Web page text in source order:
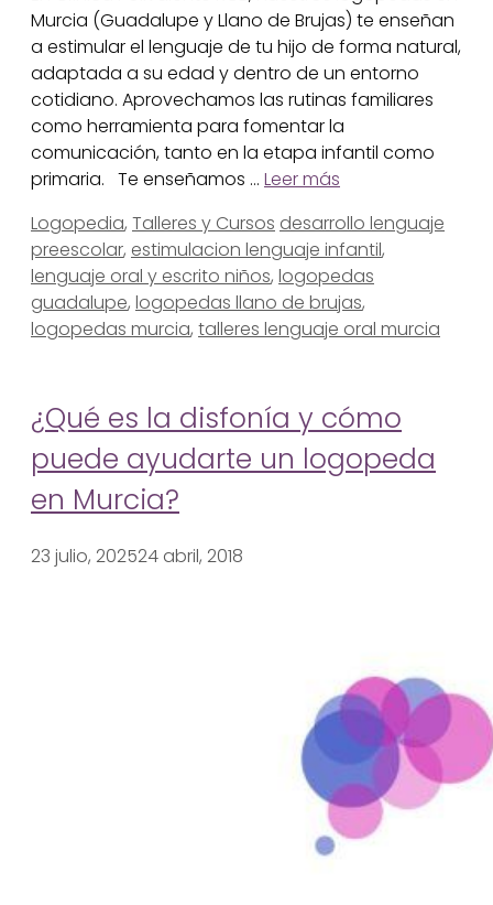
Murcia (Guadalupe y Llano de Brujas) te enseñan
a estimular el lenguaje de tu hijo de forma natural,
adaptada a su edad y dentro de un entorno
cotidiano. Aprovechamos las rutinas familiares
como herramienta para fomentar la
comunicación, tanto en la etapa infantil como
primaria. Te enseñamos … Leer más
Categorías
Logopedia, Talleres y Cursos Etiquetas
desarrollo lenguaje
preescolar, estimulacion lenguaje infantil,
lenguaje oral y escrito niños, logopedas
guadalupe, logopedas llano de brujas,
logopedas murcia, talleres lenguaje oral murcia
¿Qué es la disfonía y cómo
puede ayudarte un logopeda
en Murcia?
23 julio, 202524 abril, 2018